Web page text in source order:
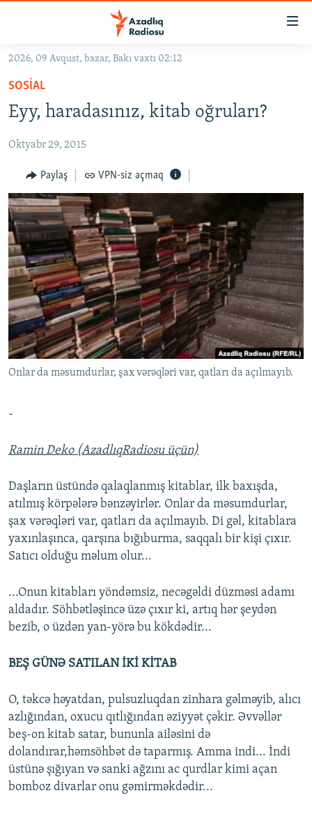
Əsas
qayıt
Əsas
naviqasiyaya
qayıt
GÜNDƏM
#İZAHLA
KORRUPSIOMETR
#ƏSLINDƏ
FƏRQƏ BAX
QANUNI DOĞRU
ARAŞDIRMA
MULTIMEDIA
VIDEO
FOTOQALEREYA
İNFOQRAFIKA
KARIKATURA
RADIO ARXIV
OXU ZALI
AZƏRBAYCAN ƏDƏBIYYATI KITABXANASI
İSLAM VƏ DEMOKRATIYA
İZ - MƏDƏNIYYƏT PROQRAMI
HAQQIMIZDA
MISSIYAMIZ
PEŞƏ ETIKASI VƏ JURNALISTIKA STANDARTLARIMIZ
MATERIALLARIMIZDAN ISTIFADƏ
XƏBƏR BÜLLETENLƏRIMIZ
BIZI IZLƏ
2026, 09 Avqust, bazar, Bakı vaxtı 02:12
SOSIAL
Eyy, haradasınız, kitab oğruları?
Oktyabr 29, 2015
Paylaş VPN-siz açmaq
Onlar da məsumdurlar, şax vərəqləri var, qatları da açılmayıb.
-
Ramin Deko (AzadlıqRadiosu üçün)
Daşların üstündə qalaqlanmış kitablar, ilk baxışda,
atılmış körpələrə bənzəyirlər. Onlar da məsumdurlar,
şax vərəqləri var, qatları da açılmayıb. Di gəl, kitablara
yaxınlaşınca, qarşına bığıburma, saqqalı bir kişi çıxır.
Satıcı olduğu məlum olur...
...Onun kitabları yöndəmsiz, necəgəldi düzməsi adamı
aldadır. Söhbətləşincə üzə çıxır ki, artıq hər şeydən
bezib, o üzdən yan-yörə bu kökdədir...
BEŞ GÜNƏ SATILAN İKİ KİTAB
O, təkcə həyatdan, pulsuzluqdan zinhara gəlməyib, alıcı
azlığından, oxucu qıtlığından əziyyət çəkir. Əvvəllər
beş-on kitab satar, bununla ailəsini də
dolandırar,həmsöhbət də taparmış. Amma indi... İndi
üstünə şığıyan və sanki ağzını ac qurdlar kimi açan
bomboz divarlar onu gəmirməkdədir...